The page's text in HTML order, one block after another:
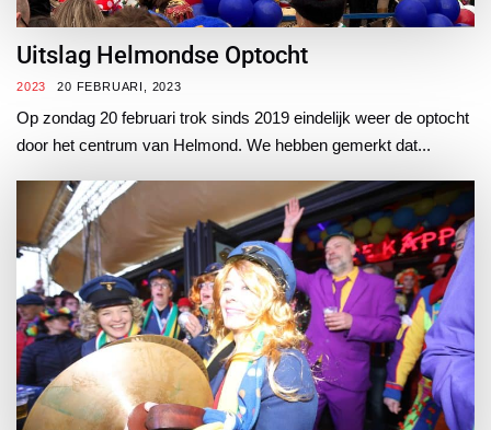
Uitslag Helmondse Optocht
2023 20 FEBRUARI, 2023
Op zondag 20 februari trok sinds 2019 eindelijk weer de optocht
door het centrum van Helmond. We hebben gemerkt dat...